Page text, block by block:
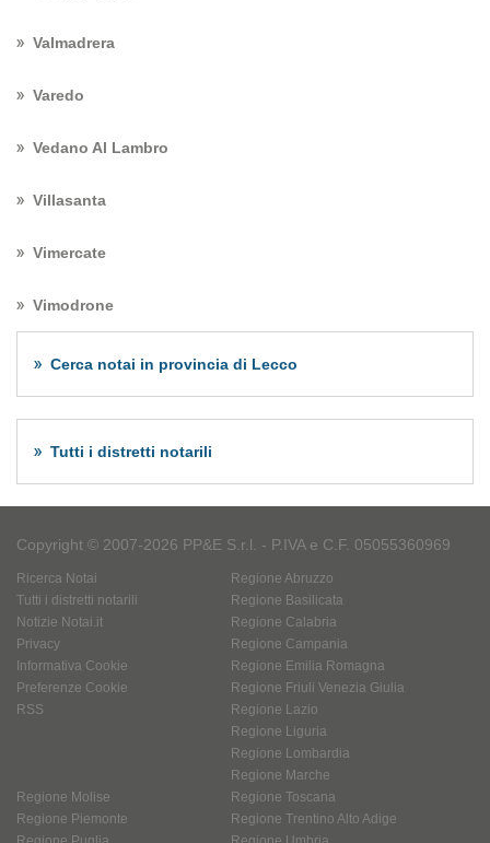
Valmadrera
Varedo
Vedano Al Lambro
Villasanta
Vimercate
Vimodrone
Cerca notai in provincia di Lecco
Tutti i distretti notarili
Copyright © 2007-2026 PP&E S.r.l. - P.IVA e C.F. 05055360969
Ricerca Notai
Tutti i distretti notarili
Notizie Notai.it
Privacy
Informativa Cookie
Preferenze Cookie
RSS
Regione Abruzzo
Regione Basilicata
Regione Calabria
Regione Campania
Regione Emilia Romagna
Regione Friuli Venezia Giulia
Regione Lazio
Regione Liguria
Regione Lombardia
Regione Marche
Regione Molise
Regione Piemonte
Regione Toscana
Regione Trentino Alto Adige